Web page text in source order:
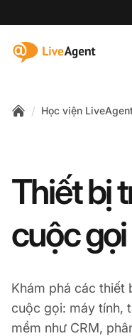
:site.title
/ Học viện
Thiết bị
cuộc gọi
Khám phá các thiết
cuộc gọi: máy tính,
mềm như CRM,